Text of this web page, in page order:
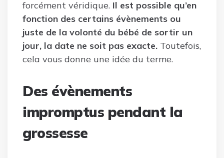
forcément véridique. Il est possible qu’en
fonction des certains évènements ou
juste de la volonté du bébé de sortir un
jour, la date ne soit pas exacte. Toutefois,
cela vous donne une idée du terme.
Des évènements
impromptus pendant la
grossesse